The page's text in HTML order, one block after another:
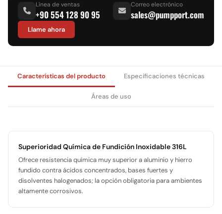
Línea de ventas
+90 554 128 90 95
Correo electrónico
sales@pumpport.com
Llame ahora
Características del producto Especificaciones técnicas
Áreas de uso
Superioridad Química de Fundición Inoxidable 316L
Ofrece resistencia química muy superior a aluminio y hierro
fundido contra ácidos concentrados, bases fuertes y
disolventes halogenados; la opción obligatoria para ambientes
altamente corrosivos.